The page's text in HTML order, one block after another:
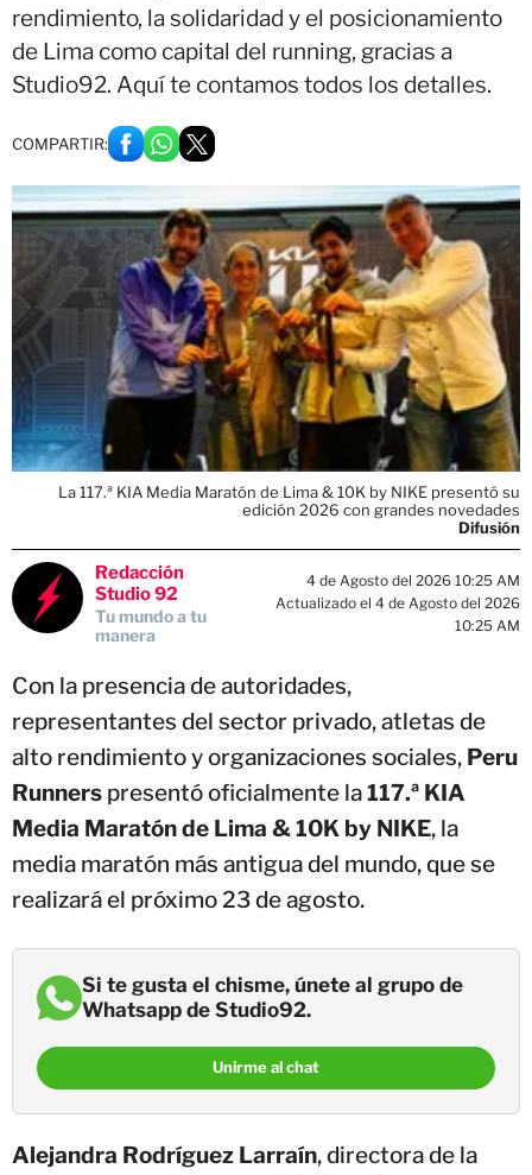
rendimiento, la solidaridad y el posicionamiento
de Lima como capital del running, gracias a
Studio92. Aquí te contamos todos los detalles.
COMPARTIR:
La 117.ª KIA Media Maratón de Lima & 10K by NIKE presentó su
edición 2026 con grandes novedades
Difusión
Redacción
Studio 92
Tu mundo a tu
manera
4 de Agosto del 2026 10:25 AM
Actualizado el 4 de Agosto del 2026
10:25 AM
Con la presencia de autoridades,
representantes del sector privado, atletas de
alto rendimiento y organizaciones sociales, Peru
Runners presentó oficialmente la117.ª KIA
Media Maratón de Lima & 10K by NIKE, la
media maratón más antigua del mundo, que se
realizará el próximo 23 de agosto.
Si te gusta el chisme, únete al grupo de
Whatsapp de Studio92.
Unirme al chat
Alejandra Rodríguez Larraín, directora de la